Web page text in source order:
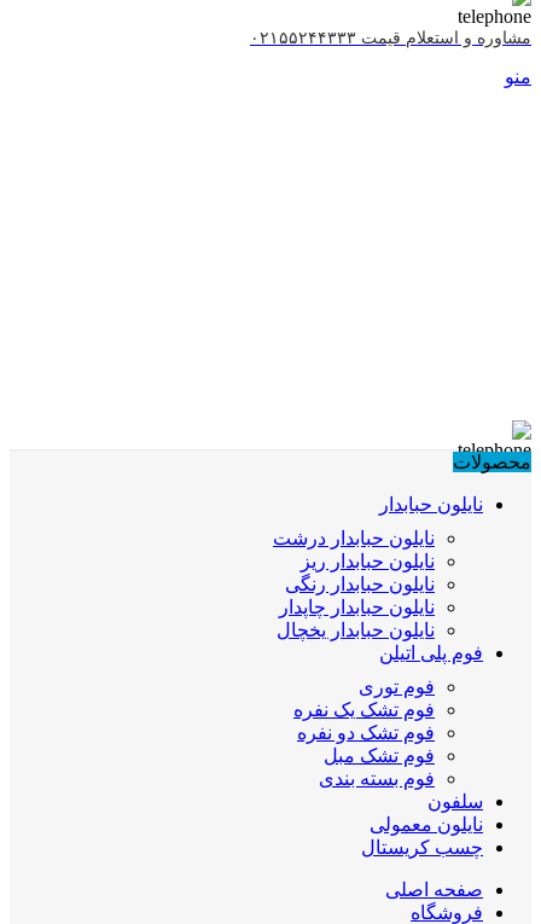
مشاوره و استعلام قیمت ۰۲۱۵۵۲۴۴۳۳۳
منو
محصولات
نایلون حبابدار
نایلون حبابدار درشت
نایلون حبابدار ریز
نایلون حبابدار رنگی
نایلون حبابدار چاپدار
نایلون حبابدار یخچال
فوم پلی اتیلن
فوم توری
فوم تشک یک نفره
فوم تشک دو نفره
فوم تشک مبل
فوم بسته بندی
سلفون
نایلون معمولی
چسب کریستال
صفحه اصلی
فروشگاه